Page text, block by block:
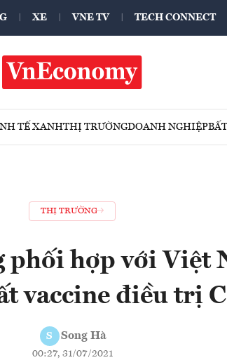
XE VNE TV TECH CONNECT
TẾ XANHTHỊ TRƯỜNGDOANH NGHIỆP
THỊ TRƯỜNG
phối hợp với Việt
vaccine điều trị
S Song Hà
00:27, 31/07/2021